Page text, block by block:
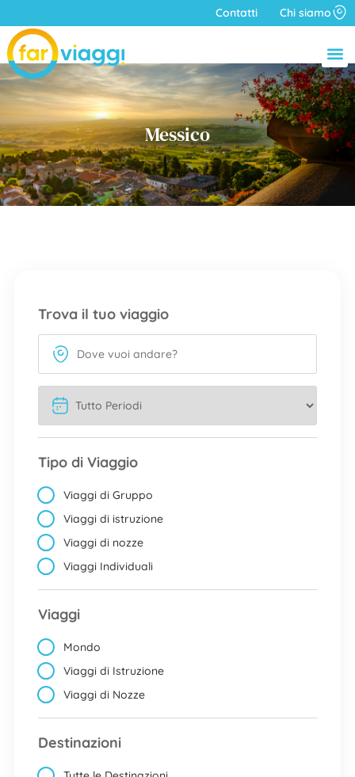
Contatti Chi siamo
Messico
Trova il tuo viaggio
Tipo di Viaggio
Viaggi di Gruppo
Viaggi di istruzione
Viaggi di nozze
Viaggi Individuali
Viaggi
Mondo
Viaggi di Istruzione
Viaggi di Nozze
Destinazioni